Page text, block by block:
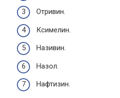
Отривин.
Ксимелин.
Називин.
Назол.
Нафтизин.